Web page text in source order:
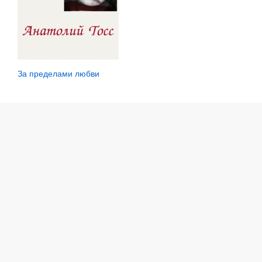
За пределами любви